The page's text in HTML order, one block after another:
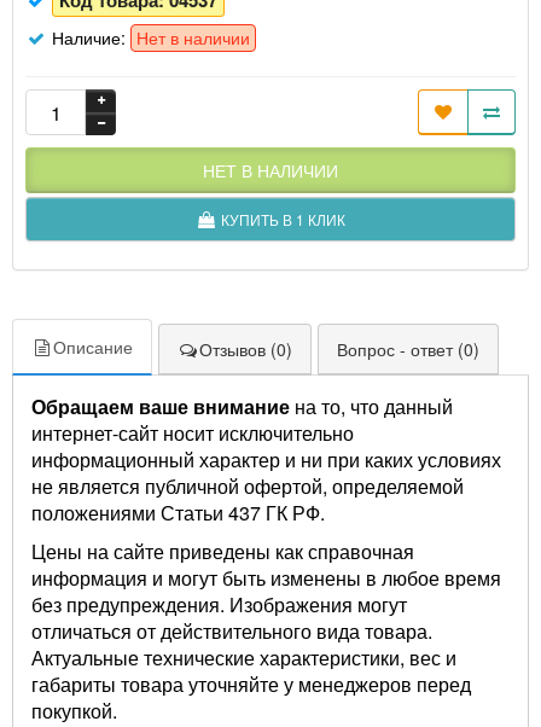
Наличие: Нет в наличии
НЕТ В НАЛИЧИИ
КУПИТЬ В 1 КЛИК
Описание Отзывов (0) Вопрос - ответ (0)
Обращаем ваше внимание на то, что данный
интернет-сайт носит исключительно
информационный характер и ни при каких условиях
не является публичной офертой, определяемой
положениями Статьи 437 ГК РФ.
Цены на сайте приведены как справочная
информация и могут быть изменены в любое время
без предупреждения. Изображения могут
отличаться от действительного вида товара.
Актуальные технические характеристики, вес и
габариты товара уточняйте у менеджеров перед
покупкой.